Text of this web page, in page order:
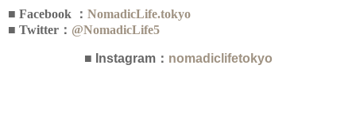
■ Facebook ： NomadicLife.tokyo
■ Twitter： @NomadicLife5
■ Instagram： nomadiclifetokyo